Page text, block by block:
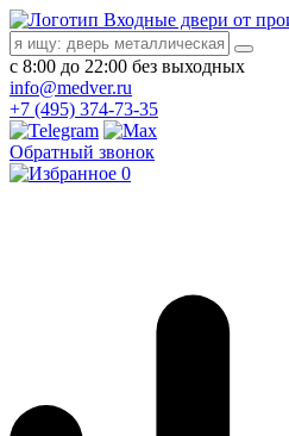
Входные двери от
с 8:00 до 22:00 без выходных
info@medver.ru
+7 (495) 374-73-35
Обратный звонок
0